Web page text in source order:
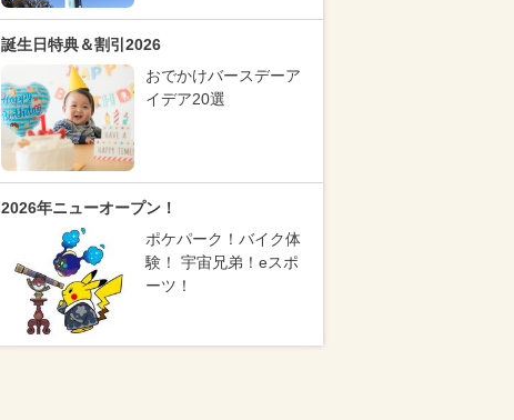
誕生日特典＆割引2026
おでかけバースデーア
イデア20選
2026年ニューオープン！
ポケパーク！バイク体
験！ 宇宙兄弟！eスポ
ーツ！